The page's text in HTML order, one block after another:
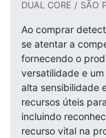
DUAL CORE / SÃO
Ao comprar
se atentar a
fornecendo o
versatilidade e
alta sensibilidade
recursos úteis
incluindo
recurso vital na